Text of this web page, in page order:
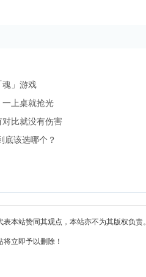
魂」游戏
上桌就抢光
比就没有伤害
底该选哪个？
本站赞同其观点，本站亦不为其版权负
立即予以删除！